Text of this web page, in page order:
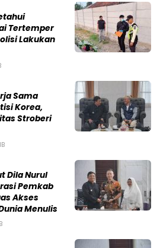
Tertemper
Lakukan
Sama
Korea,
Stroberi
Dila Nurul
Pemkab
Akses
Menulis